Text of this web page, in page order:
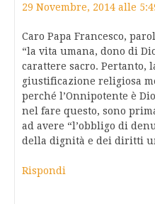
29 Novembre, 2014 alle
Caro Papa Francesco,
“la vita umana, dono di
carattere sacro. Pertanto,
giustificazione religiosa
perché l’Onnipotente è
nel fare questo, sono
ad avere “l’obbligo di
della dignità e dei diritti
Rispondi